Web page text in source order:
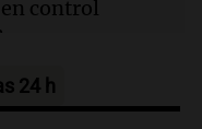
control
24 h